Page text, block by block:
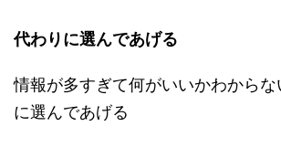
代わりに選んであげる
情報が多すぎて何がいいかわからな
に選んであげる